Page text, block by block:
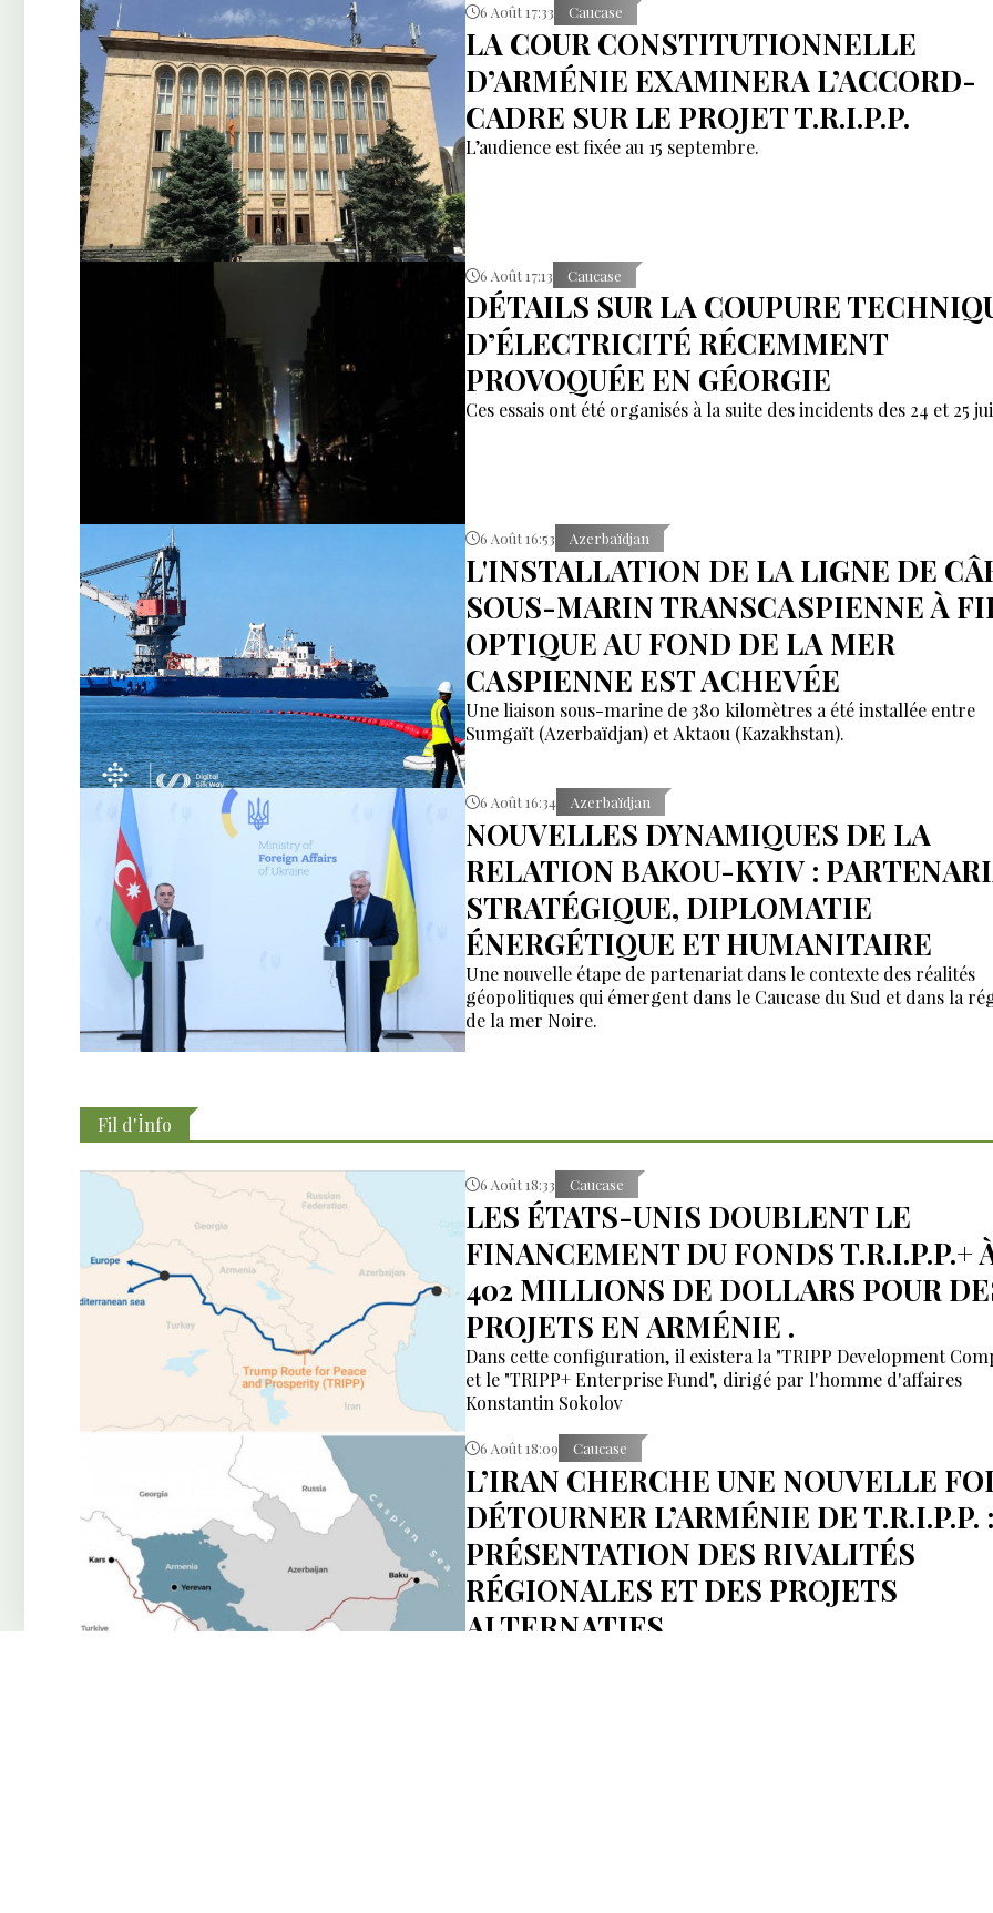
6 Août 17:33 Caucase
LA COUR CONSTITUTIONNELLE
D’ARMÉNIE EXAMINERA L’ACCORD-
CADRE SUR LE PROJET T.R.I.P.P.
L’audience est fixée au 15 septembre.
6 Août 17:13 Caucase
DÉTAILS SUR LA COUPURE
D’ÉLECTRICITÉ RÉCEMMENT
PROVOQUÉE EN GÉORGIE
Ces essais ont été organisés à la suite des incidents des 24 et 25
6 Août 16:53 Azerbaïdjan
L'INSTALLATION DE LA LIGNE DE
SOUS-MARIN TRANSCASPIENNE À
OPTIQUE AU FOND DE LA MER
CASPIENNE EST ACHEVÉE
Une liaison sous-marine de 380 kilomètres a été installée entre
Sumgaït (Azerbaïdjan) et Aktaou (Kazakhstan).
6 Août 16:34 Azerbaïdjan
NOUVELLES DYNAMIQUES DE LA
RELATION BAKOU-KYIV :
STRATÉGIQUE, DIPLOMATIE
ÉNERGÉTIQUE ET HUMANITAIRE
Une nouvelle étape de partenariat dans le contexte des réalités
géopolitiques qui émergent dans le Caucase du Sud et dans la
de la mer Noire.
Fil d'İnfo
6 Août 18:33 Caucase
LES ÉTATS-UNIS DOUBLENT LE
FINANCEMENT DU FONDS T.R.I.P.P.+
402 MILLIONS DE DOLLARS POUR
PROJETS EN ARMÉNIE .
Dans cette configuration, il existera la "TRIPP Development
et le "TRIPP+ Enterprise Fund", dirigé par l'homme d'affaires
Konstantin Sokolov
6 Août 18:09 Caucase
L’IRAN CHERCHE UNE NOUVELLE
DÉTOURNER L’ARMÉNIE DE T.R.I.P.P. :
PRÉSENTATION DES RIVALITÉS
RÉGIONALES ET DES PROJETS
ALTERNATIFS